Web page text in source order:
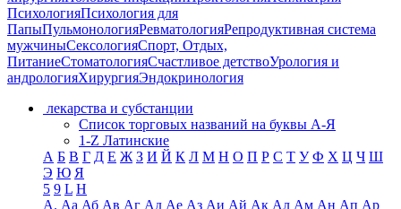
ПсихологияПсихология для
ПапыПульмонологияРевматологияРепродуктивная система
мужчиныСексологияСпорт, Отдых,
ПитаниеСтоматологияСчастливое детствоУрология и
андрологияХирургияЭндокринология
лекарства и субстанции
Список торговых названий на буквы А-Я
1-Z Латинские
А Б В Г Д Е Ж З И Й К Л М Н О П Р С Т У Ф Х Ц Ч Ш
Э Ю Я
5 9 L H
А. Аа Аб Ав Аг Ад Ае Аз Аи Ай Ак Ал Ам Ан Ап Ар